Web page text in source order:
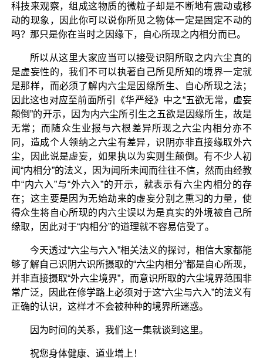
科技来观察，组成这物质的微粒子却是不断地有震动或移
动的现象，因此你可以说你所见之物体一定是固定不动的
吗？那只是你在当时之因缘下，自心所现之内相分而已。
所以从这里大家应当可以接受识阴所取之内六尘真的
是虚妄性的，我们不可以执著自己所见所知的境界一定就
是那样，而必须了解内六尘是因缘所生、自心所现之法；
因此这也对应至前面所引《华严经》中之“五欲无常，虚妄
颠倒”的开示，因为内六尘所引生之五欲是因缘所生，故是
无常；而随众生业报与六根差异所现之六尘内相分亦不
同，造成个人领纳之六尘有差异，识阴亦非直接缘取外六
尘，因此说是虚妄，如果执以为实则生颠倒。有不少人初
闻“内相分”的法义，因为闻所未闻而往往不信，然而由经教
中“内六入”与“外六入”的开示，就表示有六尘内相分的存
在；这主要是因为无始劫来的虚妄分别之熏习的力量，使
得众生将自心所现的内六尘误以为是真实的外境被自己所
缘取，因此对于“内相分”的道理就不容易信受了。
今天透过“六尘与六入”相关法义的探讨，相信大家都能
够了解自己识阴六识所摄取的“六尘内相分”都是自心所现，
并非直接摄取“外六尘境界”，而意识所取的六尘境界范围非
常广泛，因此在修学路上必须对于这“六尘与六入”的法义有
正确的认识，这样才不会被种种的境界所迷惑。
因为时间的关系，我们这一集就谈到这里。
祝您身体健康、道业增上！